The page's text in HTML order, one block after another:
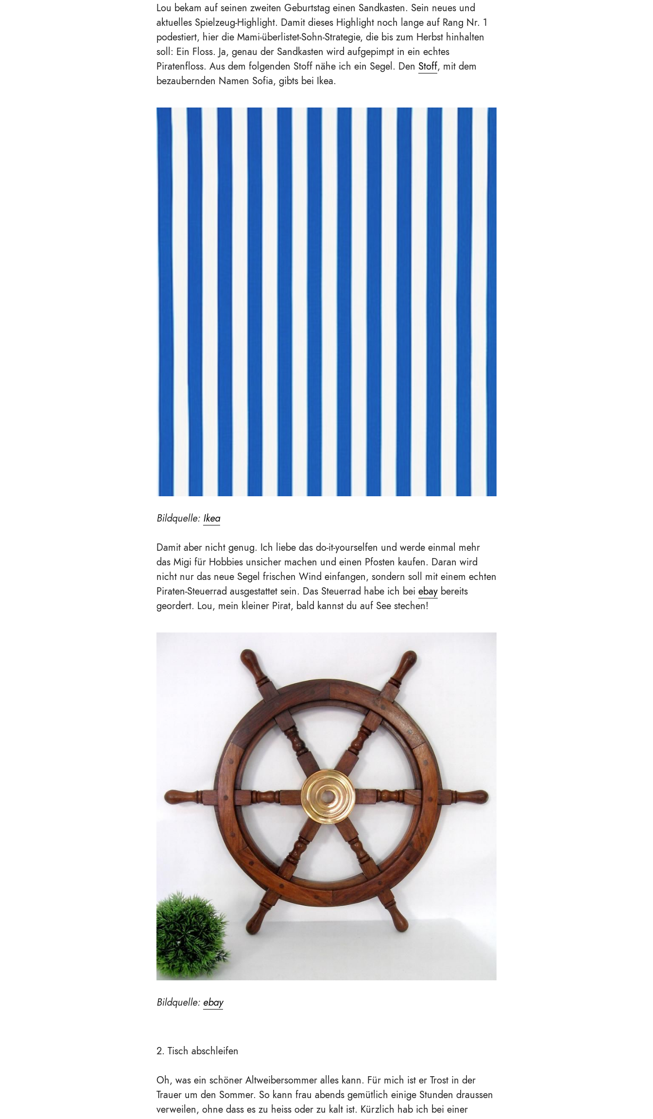
Lou bekam auf seinen zweiten Geburtstag einen Sandkasten. Sein neues und
aktuelles Spielzeug-Highlight. Damit dieses Highlight noch lange auf Rang Nr. 1
podestiert, hier die Mami-überlistet-Sohn-Strategie, die bis zum Herbst hinhalten
soll: Ein Floss. Ja, genau der Sandkasten wird aufgepimpt in ein echtes
Piratenfloss. Aus dem folgenden Stoff nähe ich ein Segel. Den Stoff, mit dem
bezaubernden Namen Sofia, gibts bei Ikea.
Bildquelle: Ikea
Damit aber nicht genug. Ich liebe das do-it-yourselfen und werde einmal mehr
das Migi für Hobbies unsicher machen und einen Pfosten kaufen. Daran wird
nicht nur das neue Segel frischen Wind einfangen, sondern soll mit einem echten
Piraten-Steuerrad ausgestattet sein. Das Steuerrad habe ich bei ebay bereits
geordert. Lou, mein kleiner Pirat, bald kannst du auf See stechen!
Bildquelle: ebay
2. Tisch abschleifen
Oh, was ein schöner Altweibersommer alles kann. Für mich ist er Trost in der
Trauer um den Sommer. So kann frau abends gemütlich einige Stunden draussen
verweilen, ohne dass es zu heiss oder zu kalt ist. Kürzlich hab ich bei einer